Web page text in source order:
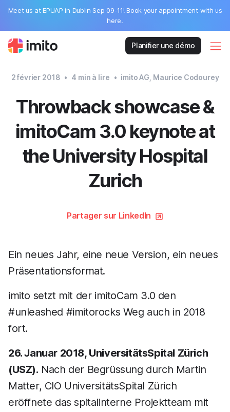
Meet us at EPUAP in Dublin Sep 09-11! Book your appointment with us
here.
Planifier une démo
2 février 2018 • 4 min à lire • imito AG, Maurice Codourey
Throwback showcase &
imitoCam 3.0 keynote at
the University Hospital
Zurich
Partager sur LinkedIn
Ein neues Jahr, eine neue Version, ein neues
Präsentationsformat.
imito setzt mit der imitoCam 3.0 den
#unleashed #imitorocks Weg auch in 2018
fort.
26. Januar 2018, UniversitätsSpital Zürich
(USZ). Nach der Begrüssung durch Martin
Matter, CIO UniversitätsSpital Zürich
eröffnete das spitalinterne Projektteam mit